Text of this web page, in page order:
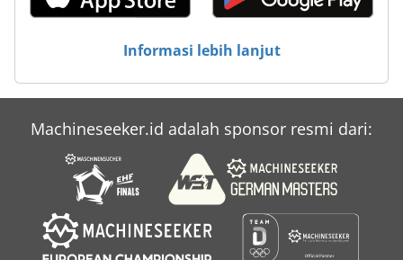
Informasi lebih lanjut
Machineseeker.id adalah sponsor resmi dari: